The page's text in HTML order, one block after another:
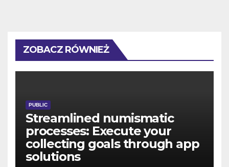
ZOBACZ RÓWNIEŻ
PUBLIC
Streamlined numismatic
processes: Execute your
collecting goals through app
solutions